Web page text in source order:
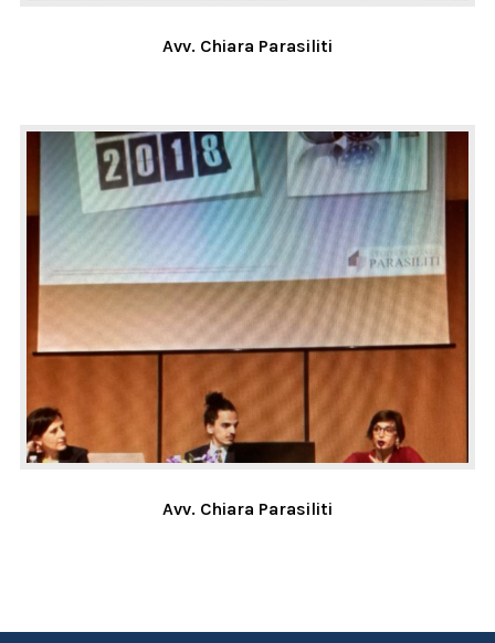
Avv. Chiara Parasiliti
Avv. Chiara Parasiliti